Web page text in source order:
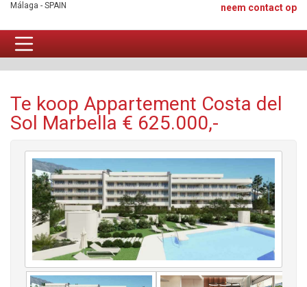
neem contact op
Málaga - SPAIN
Te koop Appartement Costa del
Sol Marbella € 625.000,-